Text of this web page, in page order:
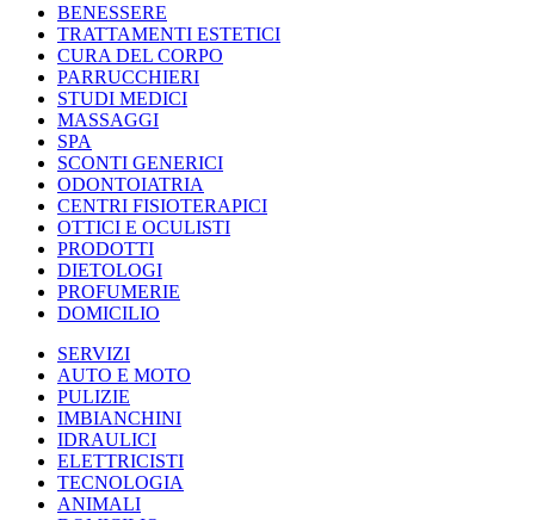
BENESSERE
TRATTAMENTI ESTETICI
CURA DEL CORPO
PARRUCCHIERI
STUDI MEDICI
MASSAGGI
SPA
SCONTI GENERICI
ODONTOIATRIA
CENTRI FISIOTERAPICI
OTTICI E OCULISTI
PRODOTTI
DIETOLOGI
PROFUMERIE
DOMICILIO
SERVIZI
AUTO E MOTO
PULIZIE
IMBIANCHINI
IDRAULICI
ELETTRICISTI
TECNOLOGIA
ANIMALI